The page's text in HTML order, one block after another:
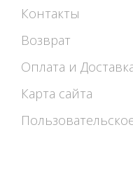
Контакты
Возврат
Оплата и
Карта сайта